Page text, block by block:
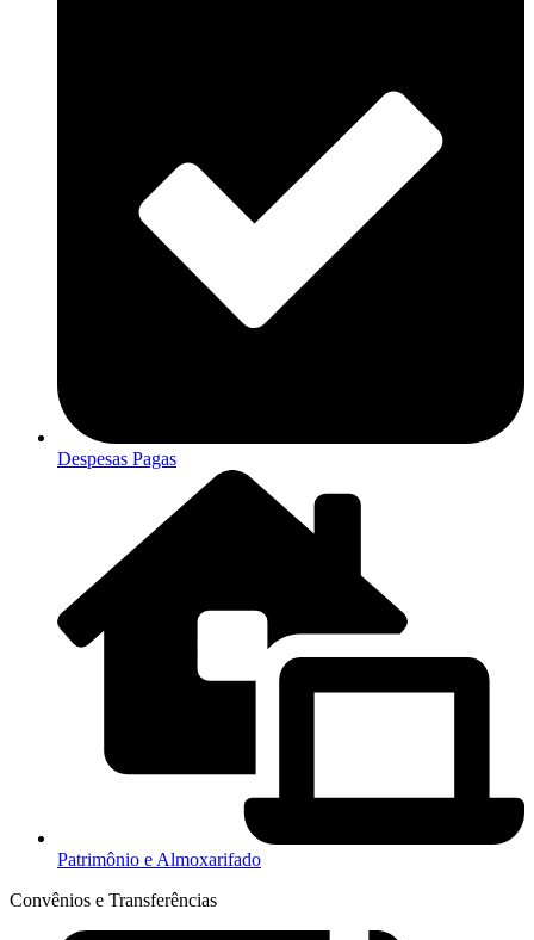
Despesas Pagas
Patrimônio e Almoxarifado
Convênios e Transferências